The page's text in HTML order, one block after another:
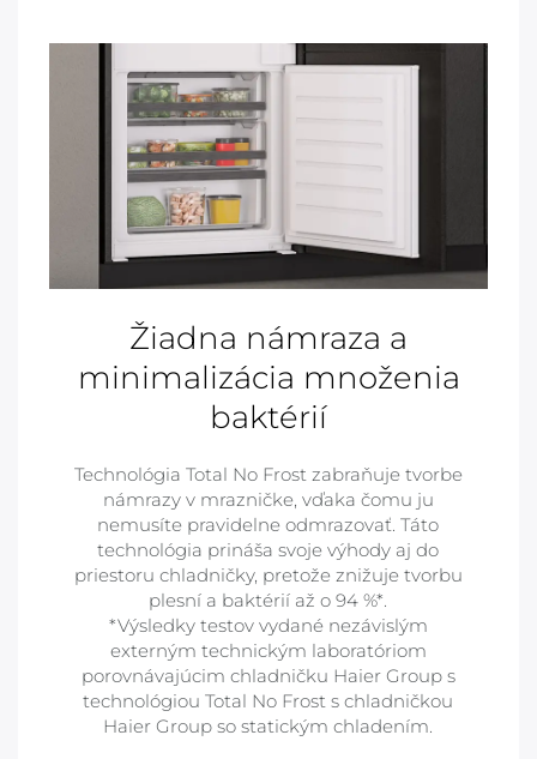
Žiadna námraza a
minimalizácia množenia
baktérií
Technológia Total No Frost zabraňuje tvorbe
námrazy v mrazničke, vďaka čomu ju
nemusíte pravidelne odmrazovať. Táto
technológia prináša svoje výhody aj do
priestoru chladničky, pretože znižuje tvorbu
plesní a baktérií až o 94 %*.
*Výsledky testov vydané nezávislým
externým technickým laboratóriom
porovnávajúcim chladničku Haier Group s
technológiou Total No Frost s chladničkou
Haier Group so statickým chladením.